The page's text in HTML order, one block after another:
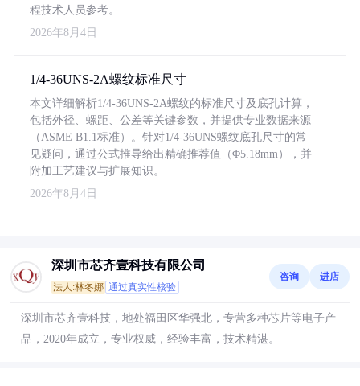
程技术人员参考。
2026年8月4日
1/4-36UNS-2A螺纹标准尺寸
本文详细解析1/4-36UNS-2A螺纹的标准尺寸及底孔计算，
包括外径、螺距、公差等关键参数，并提供专业数据来源
（ASME B1.1标准）。针对1/4-36UNS螺纹底孔尺寸的常
见疑问，通过公式推导给出精确推荐值（Φ5.18mm），并
附加工艺建议与扩展知识。
2026年8月4日
深圳市芯齐壹科技有限公司
法人:林冬娜 通过真实性核验
咨询 进店
深圳市芯齐壹科技，地处福田区华强北，专营多种芯片等电子产
品，2020年成立，专业权威，经验丰富，技术精湛。